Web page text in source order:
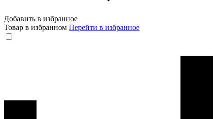
Добавить в избранное
Товар в избранном Перейти в избранное